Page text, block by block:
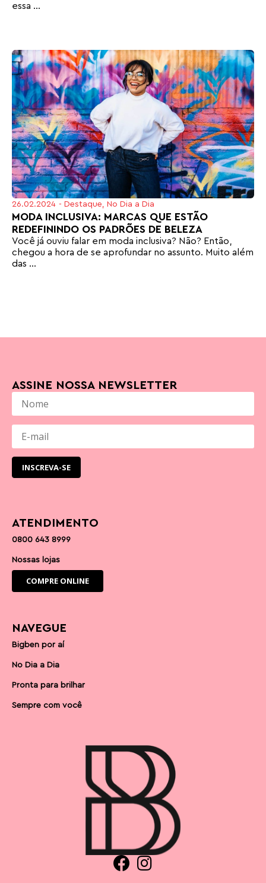
essa ...
26.02.2024 - Destaque, No Dia a Dia
MODA INCLUSIVA: MARCAS QUE ESTÃO
REDEFININDO OS PADRÕES DE BELEZA
Você já ouviu falar em moda inclusiva? Não? Então,
chegou a hora de se aprofundar no assunto. Muito além
das ...
NAVEGUE
Bigben por aí
No Dia a Dia
Pronta para brilhar
Sempre com você
ATENDIMENTO
0800 643 8999
Nossas lojas
COMPRE ONLINE
ASSINE NOSSA NEWSLETTER